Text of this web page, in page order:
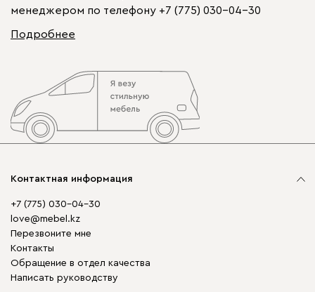
менеджером по телефону +7 (775) 030-04-30
Подробнее
Контактная информация
+7 (775) 030-04-30
love@mebel.kz
Перезвоните мне
Контакты
Обращение в отдел качества
Написать руководству